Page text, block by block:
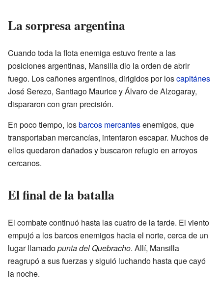
La sorpresa argentina
Cuando toda la flota enemiga estuvo frente a las
posiciones argentinas, Mansilla dio la orden de abrir
fuego. Los cañones argentinos, dirigidos por loscapitánes
José Serezo, Santiago Maurice y Álvaro de Alzogaray,
dispararon con gran precisión.
En poco tiempo, losbarcos mercantesenemigos, que
transportaban mercancías, intentaron escapar. Muchos de
ellos quedaron dañados y buscaron refugio en arroyos
cercanos.
El final de la batalla
El combate continuó hasta las cuatro de la tarde. El viento
empujó a los barcos enemigos hacia el norte, cerca de un
lugar llamadopunta del Quebracho. Allí, Mansilla
reagrupó a sus fuerzas y siguió luchando hasta que cayó
la noche.